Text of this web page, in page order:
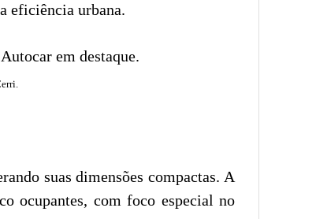
eficiência urbana.
suas dimensões compactas. A
ocupantes, com foco especial no